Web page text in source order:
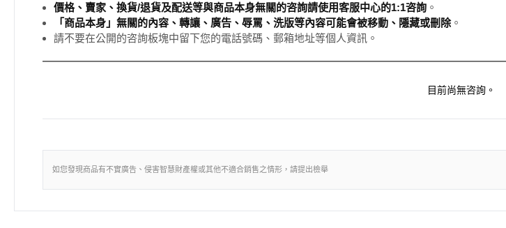
價格、賣家、換貨/退貨及配送等與商品本身無關的咨詢請使用客服中心的1:1咨詢 。
「商品本身」無關的內容、轉讓、廣告、辱罵、洗版等內容可能會被移動、隱藏或刪除。
請不要在公開的咨詢板塊中留下您的電話號碼、郵箱地址等個人資訊。
目前尚無咨詢。
如您發現商品有不實廣告、侵害智慧財產權或其他不適合銷售之情形，請提出檢舉